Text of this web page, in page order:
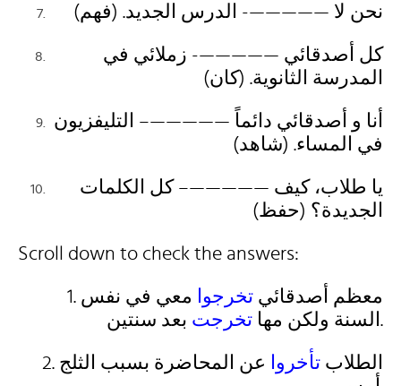
نحن لا —————- الدرس الجديد. (فهم)
كل أصدقائي —————- زملائي في
المدرسة الثانوية. (كان)
أنا و أصدقائي دائماً —————– التليفزيون
في المساء. (شاهد)
يا طلاب، كيف —————– كل الكلمات
الجديدة؟ (حفظ)
Scroll down to check the answers:
1. معظم أصدقائي تخرجوا
معي في نفس
السنة ولكن مها تخرجت بعد سنتين.
2. الطلاب تأخروا
عن المحاضرة بسبب الثلج